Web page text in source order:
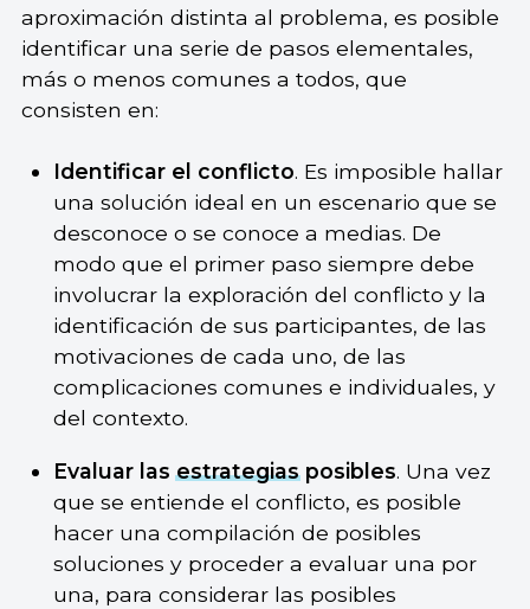
aproximación distinta al problema, es posible
identificar una serie de pasos elementales,
más o menos comunes a todos, que
consisten en:
Identificar el conflicto. Es imposible hallar
una solución ideal en un escenario que se
desconoce o se conoce a medias. De
modo que el primer paso siempre debe
involucrar la exploración del conflicto y la
identificación de sus participantes, de las
motivaciones de cada uno, de las
complicaciones comunes e individuales, y
del contexto.
Evaluar lasestrategiasposibles. Una vez
que se entiende el conflicto, es posible
hacer una compilación de posibles
soluciones y proceder a evaluar una por
una, para considerar las posibles